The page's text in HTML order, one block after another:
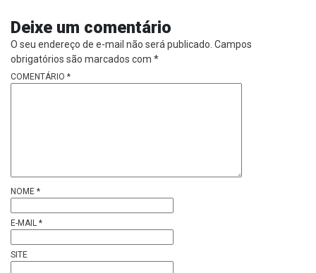
Deixe um comentário
O seu endereço de e-mail não será publicado. Campos
obrigatórios são marcados com *
COMENTÁRIO *
NOME *
E-MAIL *
SITE